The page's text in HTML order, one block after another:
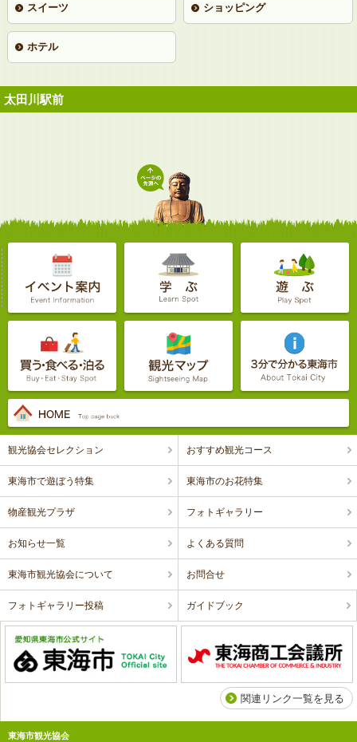
スイーツ ショッピング
ホテル
太田川駅前
観光協会セレクション おすすめ観光コース
東海市で遊ぼう特集 東海市のお花特集
物産観光プラザ フォトギャラリー
お知らせ一覧 よくある質問
東海市観光協会について お問合せ
フォトギャラリー投稿 ガイドブック
関連リンク一覧を見る
東海市観光協会